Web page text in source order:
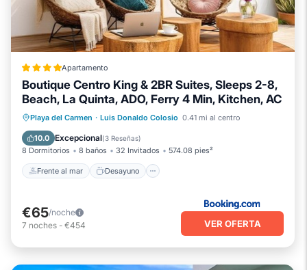
Apartamento
Boutique Centro King & 2BR Suites, Sleeps 2-8,
Beach, La Quinta, ADO, Ferry 4 Min, Kitchen, AC
Playa del Carmen · Luis Donaldo Colosio 0.41 mi al centro
10.0 Excepcional(3 Reseñas)
8 Dormitorios 8 baños 32 Invitados 574.08 pies²
Frente al mar Desayuno
Frente al mar
Desayuno
Aparcamiento
€65/noche
7 noches - €454 VER OFERTA